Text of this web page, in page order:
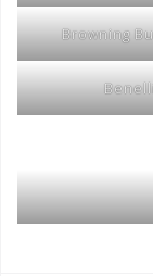
Browning